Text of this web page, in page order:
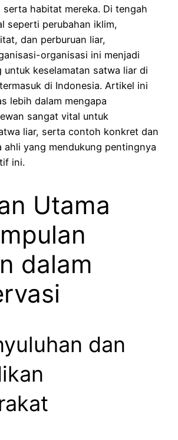
serta habitat mereka. Di tengah
seperti perubahan iklim,
dan perburuan liar,
organisasi ini menjadi
untuk keselamatan satwa liar di
di Indonesia. Artikel ini
lebih dalam mengapa
sangat vital untuk
liar, serta contoh konkret dan
ahli yang mendukung pentingnya
ini.
Utama
dalam
dan